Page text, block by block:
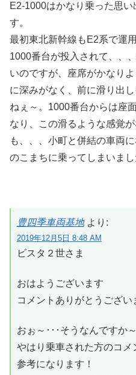
E2-1000はかなり乗った思い
す。
最初東北新幹線もE2系で運
1000番台が投入されて、、
いのですが、座席がかなり
に深みがなく、前に滑り出
ねぇ～。1000番台からは座
なり、この滑るような感覚
も、、、小町と併結の車両
のこまちに乗ってしまいま
豊四季車両基地 より:
2019年12月5日 8:48 AM
ビスタ２世さま
おはようございます
コメントありがとうござい
おぉ～･･･そうなんですか～
やはり乗車された方のコメ
参考になります！